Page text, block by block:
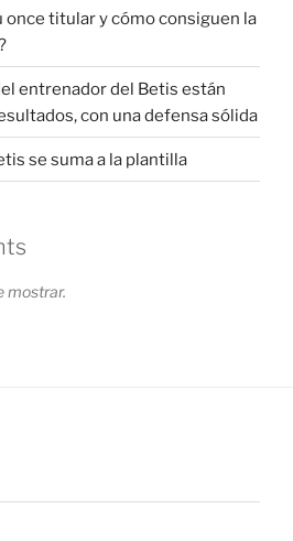
once titular y cómo consiguen la
entrenador del Betis están
con una defensa sólida
se suma a la plantilla
mostrar.